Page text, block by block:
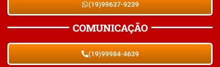
(19)99637-9239
COMUNICAÇÃO
(19)99984-4639